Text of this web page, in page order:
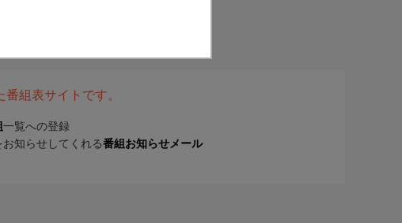
組表サイトです。
一覧への登録
知らせしてくれる番組お知らせメール